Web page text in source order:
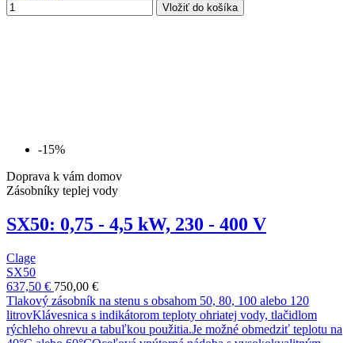
Vložiť do košíka
-15%
Doprava k vám domov
Zásobníky teplej vody
SX50: 0,75 - 4,5 kW, 230 - 400 V
Clage
SX50
637,50 € 750,00 €
Tlakový zásobník na stenu s obsahom 50, 80, 100 alebo 120
litrovKlávesnica s indikátorom teploty ohriatej vody, tlačidlom
rýchleho ohrevu a tabuľkou použitia.Je možné obmedziť teplotu na